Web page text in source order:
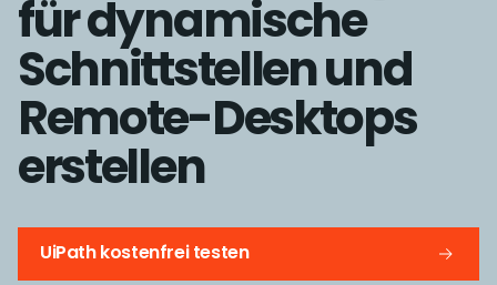
für dynamische
Schnittstellen und
Remote-Desktops
erstellen
UiPath kostenfrei testen